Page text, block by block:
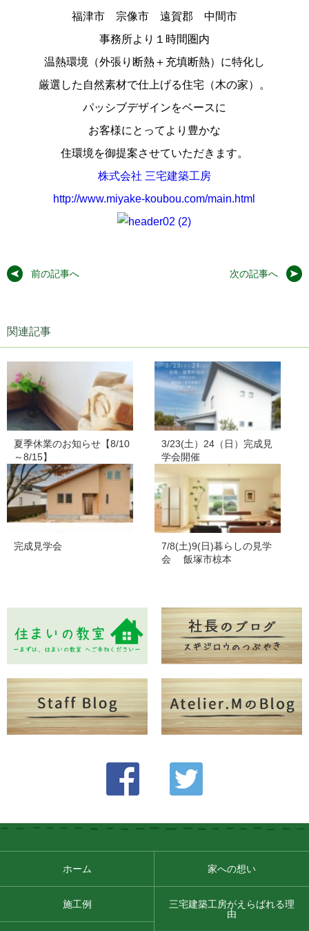
福津市 宗像市 遠賀郡 中間市
事務所より１時間圏内
温熱環境（外張り断熱＋充填断熱）に特化し
厳選した自然素材で仕上げる住宅（木の家）。
パッシブデザインをベースに
お客様にとってより豊かな
住環境を御提案させていただきます。
株式会社 三宅建築工房
http://www.miyake-koubou.com/main.html
前の記事へ 次の記事へ
関連記事
夏季休業のお知らせ【8/10
～8/15】
3/23(土）24（日）完成見
学会開催
完成見学会
7/8(土)9(日)暮らしの見学
会 飯塚市椋本
ホーム 家への想い
施工例
三宅建築工房がえらばれる理
由